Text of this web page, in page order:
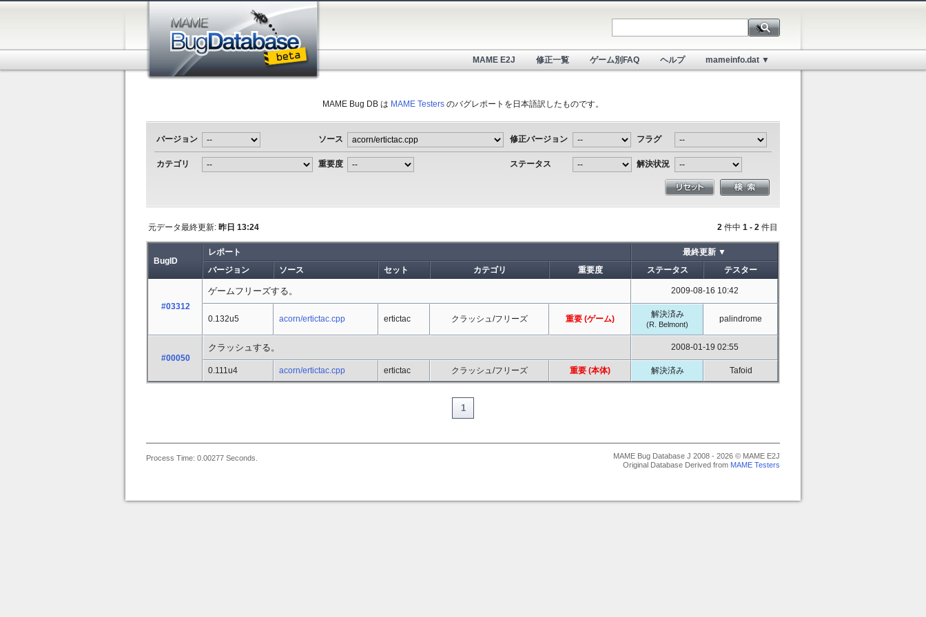
MAME E2J 修正一覧 ゲーム別FAQ ヘルプ mameinfo.dat ▼
MAME Bug DB は MAME Testers のバグレポートを日本語訳したものです。
バージョン ソース 修正バージョン フラグ
カテゴリ 重要度 ステータス 解決状況
2 件中 1 - 2 件目
元データ最終更新: 昨日 13:24
BugID
レポート
最終更新 ▼
バージョン
ソース セット カテゴリ 重要度 ステータス テスター
#03312
ゲームフリーズする。 2009-08-16 10:42
0.132u5 acorn/ertictac.cpp ertictac クラッシュ/フリーズ 重要 (ゲーム) 解決済み
(R. Belmont)
palindrome
#00050
クラッシュする。 2008-01-19 02:55
0.111u4 acorn/ertictac.cpp ertictac クラッシュ/フリーズ 重要 (本体) 解決済み Tafoid
1
MAME Bug Database J 2008 - 2026 © MAME E2J
Original Database Derived from MAME Testers
Process Time: 0.00277 Seconds.